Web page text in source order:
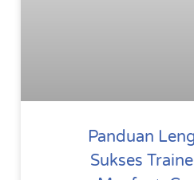
Panduan
Sukses